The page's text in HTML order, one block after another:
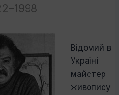
Відомий в
Україні
майстер
живопису